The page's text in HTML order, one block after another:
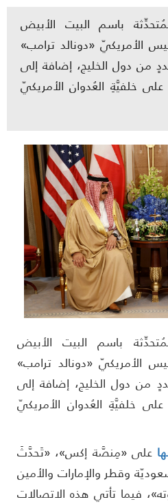
باسم البيت الأبيض
الأمريكيّ «دونالد ترامب»
دول الخليج، إضافة إلى
خلفيَّةِ العُدوان الأمريكيّ
باسم البيت الأبيض
«دونالد ترامب»
دول الخليج، إضافة إلى
العُدوان الأمريكيّ
«مِنصَّة إكس»، «تَحدَّثَ
وقطر والإمارات والأمين
فيما تأتي هذه الاتصالات